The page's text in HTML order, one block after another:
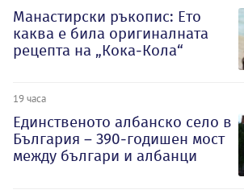
Манастирски ръкопис: Ето
каква е била оригиналната
рецепта на „Кока-Кола“
19 часа
Единственото албанско село в
България – 390-годишен мост
между българи и албанци